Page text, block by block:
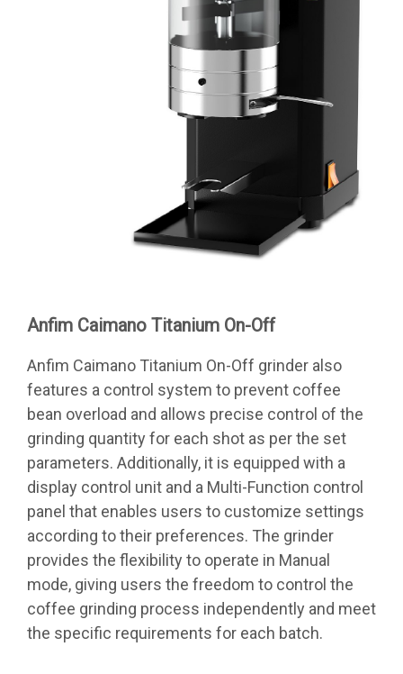
Anfim Caimano Titanium On-Off
Anfim Caimano Titanium On-Off grinder also
features a control system to prevent coffee
bean overload and allows precise control of the
grinding quantity for each shot as per the set
parameters. Additionally, it is equipped with a
display control unit and a Multi-Function control
panel that enables users to customize settings
according to their preferences. The grinder
provides the flexibility to operate in Manual
mode, giving users the freedom to control the
coffee grinding process independently and meet
the specific requirements for each batch.